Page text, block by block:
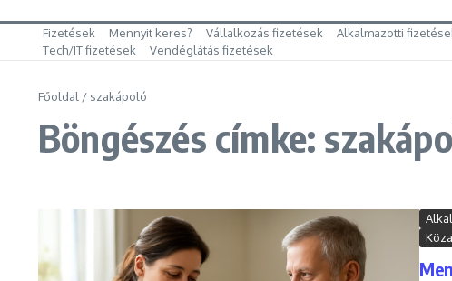
Fizetések Mennyit keres? Vállalkozás fizetések Alkalmazotti
Tech/IT fizetések
Vendéglátás fizetések
Főoldal / szakápoló
Böngészés címke: